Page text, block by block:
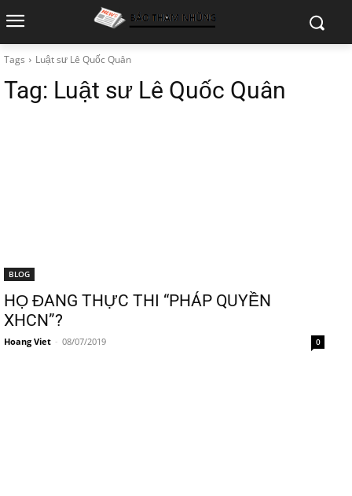
Tags Luật sư Lê Quốc Quân
Tag: Luật sư Lê Quốc Quân
BLOG
HỌ ĐANG THỰC THI “PHÁP QUYỀN
XHCN”?
Hoang Viet - 08/07/2019 0